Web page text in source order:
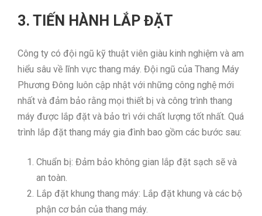
3. TIẾN HÀNH LẮP ĐẶT
Công ty có đội ngũ kỹ thuật viên giàu kinh nghiệm và am
hiểu sâu về lĩnh vực thang máy. Đội ngũ của Thang Máy
Phương Đông luôn cập nhật với những công nghệ mới
nhất và đảm bảo rằng mọi thiết bị và công trình thang
máy được lắp đặt và bảo trì với chất lượng tốt nhất. Quá
trình lắp đặt thang máy gia đình bao gồm các bước sau:
Chuẩn bị: Đảm bảo không gian lắp đặt sạch sẽ và
an toàn.
Lắp đặt khung thang máy: Lắp đặt khung và các bộ
phận cơ bản của thang máy.